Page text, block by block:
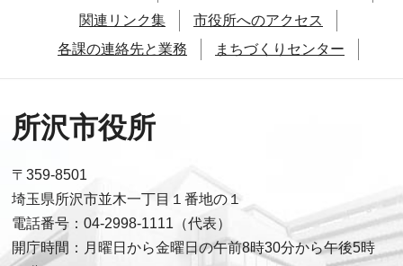
関連リンク集
市役所へのアクセス
各課の連絡先と業務
まちづくりセンター
所沢市役所
〒359-8501
埼玉県所沢市並木一丁目１番地の１
電話番号：04-2998-1111（代表）
開庁時間：月曜日から金曜日の午前8時30分から午後5時